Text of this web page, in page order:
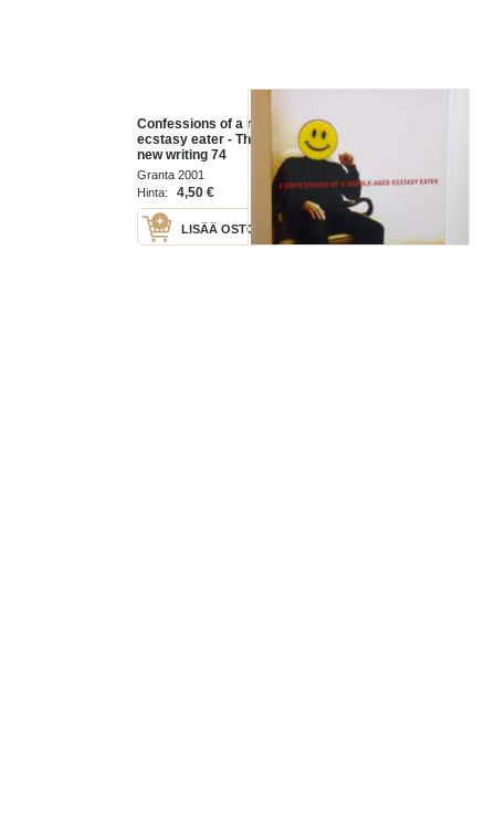
Confessions of a middle-aged
ecstasy eater - The magazine of
new writing 74
Granta 2001
Hinta:
4,50 €
LISÄÄ OSTOSKORIIN